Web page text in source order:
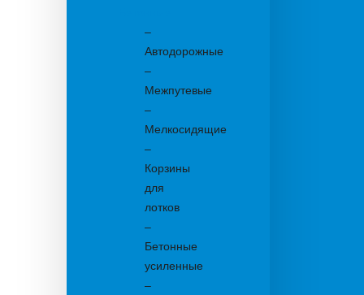
–
Автодорожные
–
Межпутевые
–
Мелкосидящие
–
Корзины
для
лотков
–
Бетонные
усиленные
–